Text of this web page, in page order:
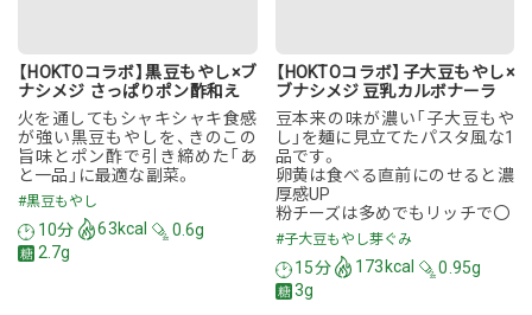
【HOKTOコラボ】黒豆もやし×ブ
ナシメジ さっぱりポン酢和え
火を通してもシャキシャキ食感
が強い黒豆もやしを、きのこの
旨味とポン酢で引き締めた「あ
と一品」に最適な副菜。
#黒豆もやし
10分 63kcal
0.6g
2.7g
【HOKTOコラボ】子大豆もやし×
ブナシメジ 豆乳カルボナーラ
豆本来の味が濃い「子大豆もや
し」を麺に見立てたパスタ風な1
品です。
卵黄は食べる直前にのせると濃
厚感UP
粉チーズは多めでもリッチで〇
#子大豆もやし芽ぐみ
15分 173kcal
0.95g
3g